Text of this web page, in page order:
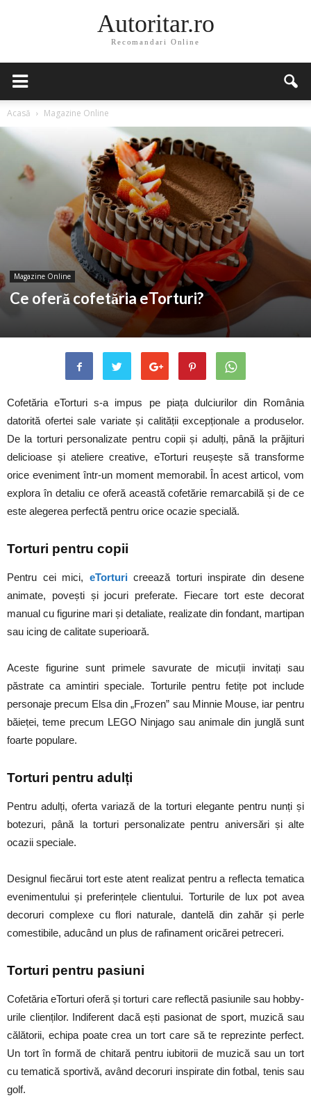
Autoritar.ro
Recomandari Online
Acasă Magazine Online
Magazine Online
Ce oferă cofetăria eTorturi?
Cofetăria eTorturi s-a impus pe piața dulciurilor din România
datorită ofertei sale variate și calității excepționale a produselor.
De la torturi personalizate pentru copii și adulți, până la prăjituri
delicioase și ateliere creative, eTorturi reușește să transforme
orice eveniment într-un moment memorabil. În acest articol, vom
explora în detaliu ce oferă această cofetărie remarcabilă și de ce
este alegerea perfectă pentru orice ocazie specială.
Torturi pentru copii
Pentru cei mici, eTorturi creează torturi inspirate din desene
animate, povești și jocuri preferate. Fiecare tort este decorat
manual cu figurine mari și detaliate, realizate din fondant, martipan
sau icing de calitate superioară.
Aceste figurine sunt primele savurate de micuții invitați sau
păstrate ca amintiri speciale. Torturile pentru fetițe pot include
personaje precum Elsa din „Frozen” sau Minnie Mouse, iar pentru
băieței, teme precum LEGO Ninjago sau animale din junglă sunt
foarte populare.
Torturi pentru adulți
Pentru adulți, oferta variază de la torturi elegante pentru nunți și
botezuri, până la torturi personalizate pentru aniversări și alte
ocazii speciale.
Designul fiecărui tort este atent realizat pentru a reflecta tematica
evenimentului și preferințele clientului. Torturile de lux pot avea
decoruri complexe cu flori naturale, dantelă din zahăr și perle
comestibile, aducând un plus de rafinament oricărei petreceri.
Torturi pentru pasiuni
Cofetăria eTorturi oferă și torturi care reflectă pasiunile sau hobby-
urile clienților. Indiferent dacă ești pasionat de sport, muzică sau
călătorii, echipa poate crea un tort care să te reprezinte perfect.
Un tort în formă de chitară pentru iubitorii de muzică sau un tort
cu tematică sportivă, având decoruri inspirate din fotbal, tenis sau
golf.